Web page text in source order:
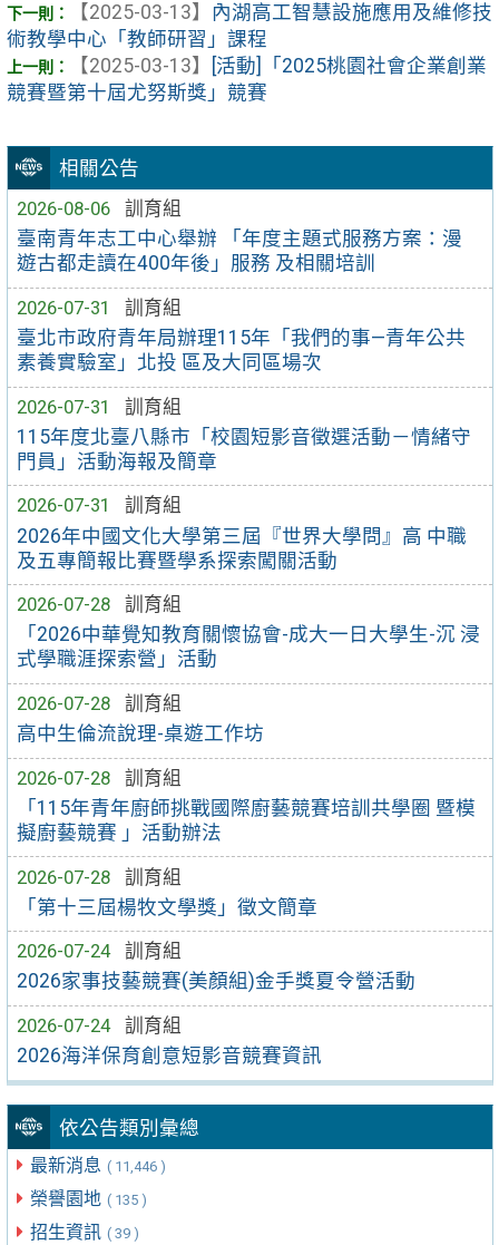
相關公告
2026-08-06
訓育組
臺南青年志工中心舉辦 「年度主題式服務方案：漫
遊古都走讀在400年後」服務 及相關培訓
2026-07-31
訓育組
臺北市政府青年局辦理115年「我們的事—青年公共
素養實驗室」北投 區及大同區場次
2026-07-31
訓育組
115年度北臺八縣市「校園短影音徵選活動－情緒守
門員」活動海報及簡章
2026-07-31
訓育組
2026年中國文化大學第三屆『世界大學問』高 中職
及五專簡報比賽暨學系探索闖關活動
2026-07-28
訓育組
「2026中華覺知教育關懷協會-成大一日大學生-沉 浸
式學職涯探索營」活動
2026-07-28
訓育組
高中生倫流說理-桌遊工作坊
2026-07-28
訓育組
「115年青年廚師挑戰國際廚藝競賽培訓共學圈 暨模
擬廚藝競賽 」活動辦法
2026-07-28
訓育組
「第十三屆楊牧文學獎」徵文簡章
2026-07-24
訓育組
2026家事技藝競賽(美顏組)金手獎夏令營活動
2026-07-24
訓育組
2026海洋保育創意短影音競賽資訊
依公告類別彙總
最新消息 ( 11,446 )
榮譽園地 ( 135 )
招生資訊 ( 39 )
【2025-03-13】
內湖高工智慧設施應用及維修技
術教學中心「教師研習」課程
【2025-03-13】
[活動]「2025桃園社會企業創業
競賽暨第十屆尤努斯獎」競賽